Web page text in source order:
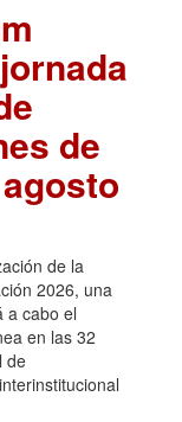
de
de la
2026, una
a cabo el
en las 32
de